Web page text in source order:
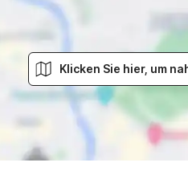
Klicken Sie hier, um